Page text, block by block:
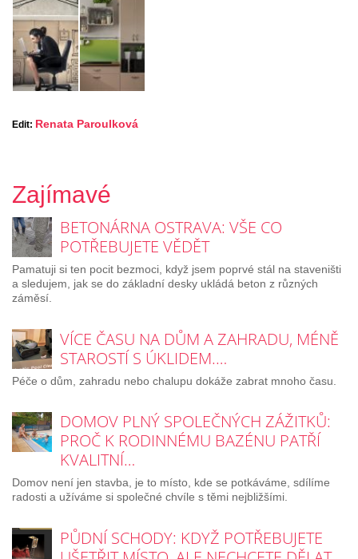
Edit: Renata Paroulková
Zajímavé
BETONÁRNA OSTRAVA: VŠE CO
POTŘEBUJETE VĚDĚT
Pamatuji si ten pocit bezmoci, když jsem poprvé stál na staveništi
a sledujem, jak se do základní desky ukládá beton z různých
záměsí.
VÍCE ČASU NA DŮM A ZAHRADU, MÉNĚ
STAROSTÍ S ÚKLIDEM.…
Péče o dům, zahradu nebo chalupu dokáže zabrat mnoho času.
DOMOV PLNÝ SPOLEČNÝCH ZÁŽITKŮ:
PROČ K RODINNÉMU BAZÉNU PATŘÍ
KVALITNÍ…
Domov není jen stavba, je to místo, kde se potkáváme, sdílíme
radosti a užíváme si společné chvíle s těmi nejbližšími.
PŮDNÍ SCHODY: KDYŽ POTŘEBUJETE